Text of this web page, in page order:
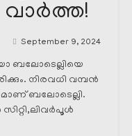
September 9, 2024
ബലോടെല്ലിയെ
നിരവധി വമ്പൻ
ബലോടെല്ലി.
സിറ്റി,ലിവർപൂൾ